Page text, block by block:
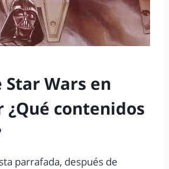
Star Wars en
¿Qué contenidos
parrafada, después de